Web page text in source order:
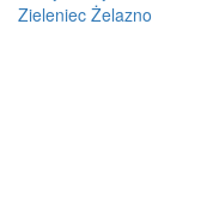
Zieleniec Żelazno